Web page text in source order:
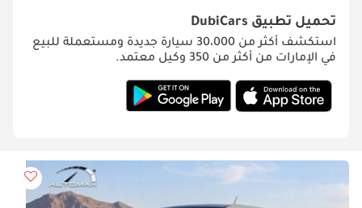
تحميل تطبيق DubiCars
استكشف أكثر من 30،000 سيارة جديدة ومستعملة للبيع
في الإمارات من أكثر من 350 وكيل معتمد.